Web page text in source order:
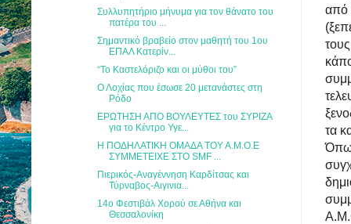
από
τα
Συλλυπητήριο μήνυμα για τον θάνατο του
πατέρα του ...
Σημαντικό βραβείο στον μαθητή του 1ου
ΕΠΑΛ Κατερίν...
“Το Καστελόριζο και οι μύθοι του”
Ο Λοχίας που έσωσε 20 μετανάστες στη
Ρόδο
ΕΡΩΤΗΣΗ ΑΠΟ ΒΟΥΛΕΥΤΕΣ του ΣΥΡΙΖΑ
για το Κέντρο Υγε...
Η ΠΟΔΗΛΑΤΙΚΗ ΟΜΑΔΑ ΤΟΥ Α.Μ.Ο.Ε
ΣΥΜΜΕΤΕΙΧΕ ΣΤΟ SMF ...
Πιερικός-Αναγέννηση Καρδίτσας και
Τύρναβος-Αιγινια...
14ο Φεστιβάλ Χορού σε Αθήνα και
Θεσσαλονίκη